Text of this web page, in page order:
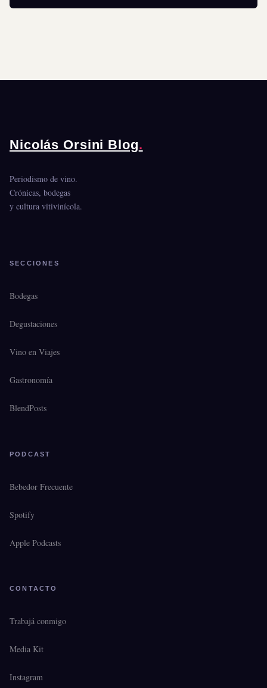
Nicolás Orsini Blog.
Periodismo de vino.
Crónicas, bodegas
y cultura vitivinícola.
SECCIONES
Bodegas
Degustaciones
Vino en Viajes
Gastronomía
BlendPosts
PODCAST
Bebedor Frecuente
Spotify
Apple Podcasts
CONTACTO
Trabajá conmigo
Media Kit
Instagram